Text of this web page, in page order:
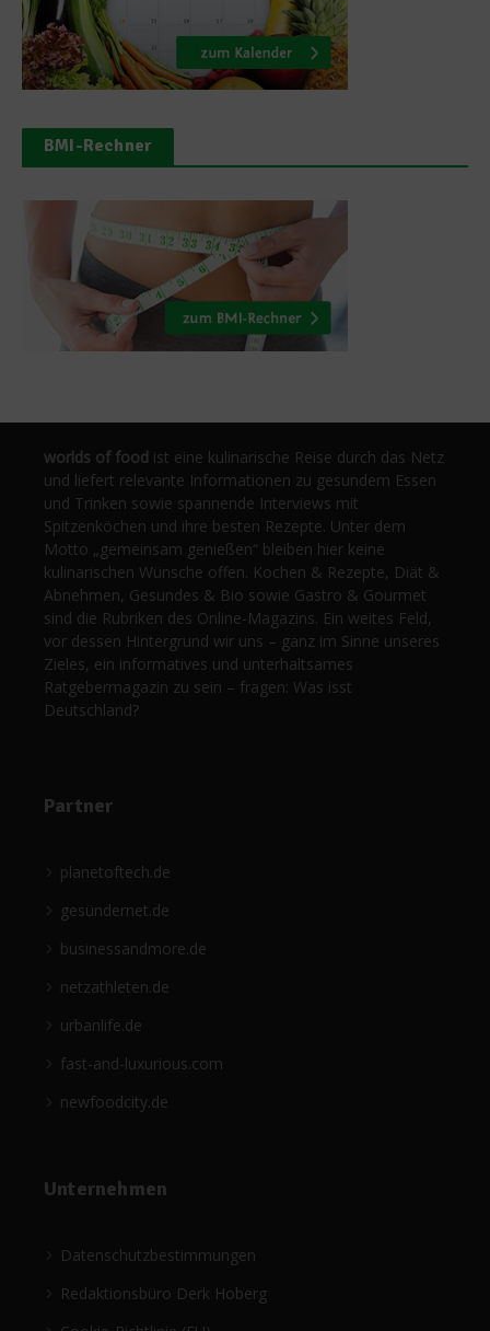
BMI-Rechner
worlds of food ist eine kulinarische Reise durch das Netz
und liefert relevante Informationen zu gesundem Essen
und Trinken sowie spannende Interviews mit
Spitzenköchen und ihre besten Rezepte. Unter dem
Motto „gemeinsam genießen“ bleiben hier keine
kulinarischen Wünsche offen. Kochen & Rezepte, Diät &
Abnehmen, Gesundes & Bio sowie Gastro & Gourmet
sind die Rubriken des Online-Magazins. Ein weites Feld,
vor dessen Hintergrund wir uns – ganz im Sinne unseres
Zieles, ein informatives und unterhaltsames
Ratgebermagazin zu sein – fragen: Was isst
Deutschland?
Partner
planetoftech.de
gesündernet.de
businessandmore.de
netzathleten.de
urbanlife.de
fast-and-luxurious.com
newfoodcity.de
Unternehmen
Datenschutzbestimmungen
Redaktionsbüro Derk Hoberg